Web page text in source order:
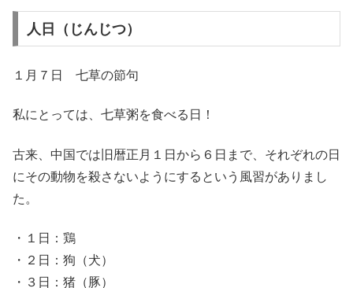
人日（じんじつ）
１月７日 七草の節句
私にとっては、七草粥を食べる日！
古来、中国では旧暦正月１日から６日まで、それぞれの日
にその動物を殺さないようにするという風習がありまし
た。
・１日：鶏
・２日：狗（犬）
・３日：猪（豚）